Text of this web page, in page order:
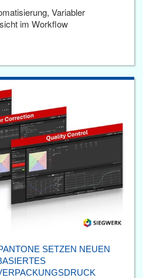
Variabler
im Workflow
SETZEN NEUEN
F